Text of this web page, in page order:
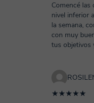
Comencé las
nivel inferior
la semana,
con muy
tus objetivos
★★★★★